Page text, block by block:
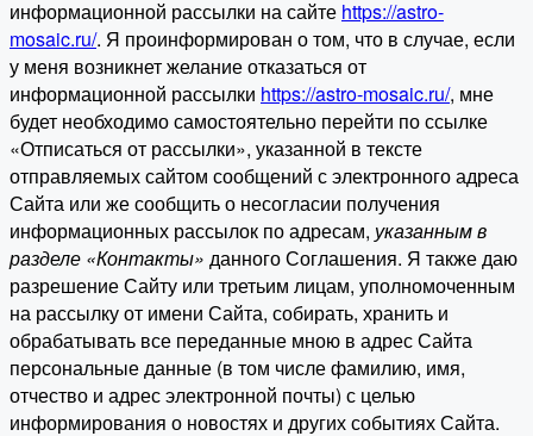
информационной рассылки на сайте https://astro-
mosaic.ru/. Я проинформирован о том, что в случае, если
у меня возникнет желание отказаться от
информационной рассылки https://astro-mosaic.ru/, мне
будет необходимо самостоятельно перейти по ссылке
«Отписаться от рассылки», указанной в тексте
отправляемых сайтом сообщений с электронного адреса
Сайта или же сообщить о несогласии получения
информационных рассылок по адресам, указанным в
разделе «Контакты» данного Соглашения. Я также даю
разрешение Сайту или третьим лицам, уполномоченным
на рассылку от имени Сайта, собирать, хранить и
обрабатывать все переданные мною в адрес Сайта
персональные данные (в том числе фамилию, имя,
отчество и адрес электронной почты) с целью
информирования о новостях и других событиях Сайта.